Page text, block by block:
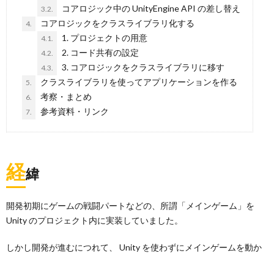
3.2. コアロジック中の UnityEngine API の差し替え
4. コアロジックをクラスライブラリ化する
4.1. 1. プロジェクトの用意
4.2. 2. コード共有の設定
4.3. 3. コアロジックをクラスライブラリに移す
5. クラスライブラリを使ってアプリケーションを作る
6. 考察・まとめ
7. 参考資料・リンク
経緯
開発初期にゲームの戦闘パートなどの、所謂「メインゲーム」を
Unity のプロジェクト内に実装していました。
しかし開発が進むにつれて、 Unity を使わずにメインゲームを動か